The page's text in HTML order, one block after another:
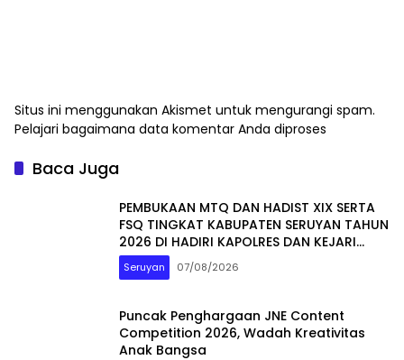
Situs ini menggunakan Akismet untuk mengurangi spam.
Pelajari bagaimana data komentar Anda diproses
Baca Juga
PEMBUKAAN MTQ DAN HADIST XIX SERTA
FSQ TINGKAT KABUPATEN SERUYAN TAHUN
2026 DI HADIRI KAPOLRES DAN KEJARI
SERUYAN
Seruyan 07/08/2026
Puncak Penghargaan JNE Content
Competition 2026, Wadah Kreativitas
Anak Bangsa